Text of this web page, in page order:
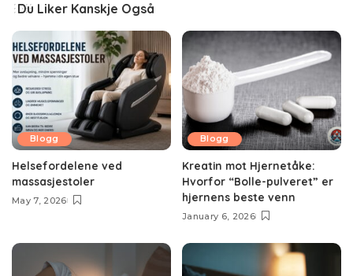
Du Liker Kanskje Også
Blogg
Helsefordelene ved
massasjestoler
May 7, 2026
Blogg
Kreatin mot Hjernetåke:
Hvorfor “Bolle-pulveret” er
hjernens beste venn
January 6, 2026